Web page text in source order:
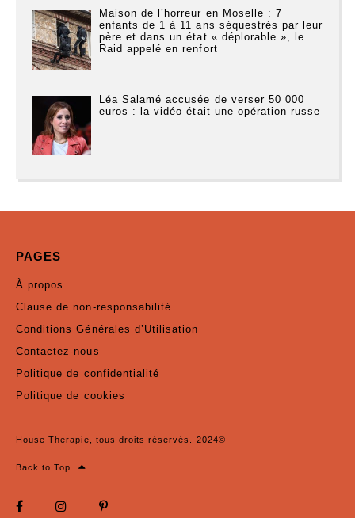
Maison de l’horreur en Moselle : 7
enfants de 1 à 11 ans séquestrés par leur
père et dans un état « déplorable », le
Raid appelé en renfort
Léa Salamé accusée de verser 50 000
euros : la vidéo était une opération russe
PAGES
À propos
Clause de non-responsabilité
Conditions Générales d’Utilisation
Contactez-nous
Politique de confidentialité
Politique de cookies
House Therapie, tous droits réservés. 2024©
Back to Top